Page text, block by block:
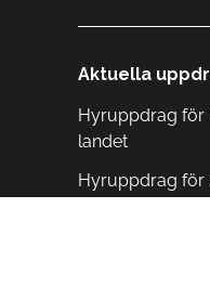
Aktuella
Hyruppdrag för
landet
Hyruppdrag för